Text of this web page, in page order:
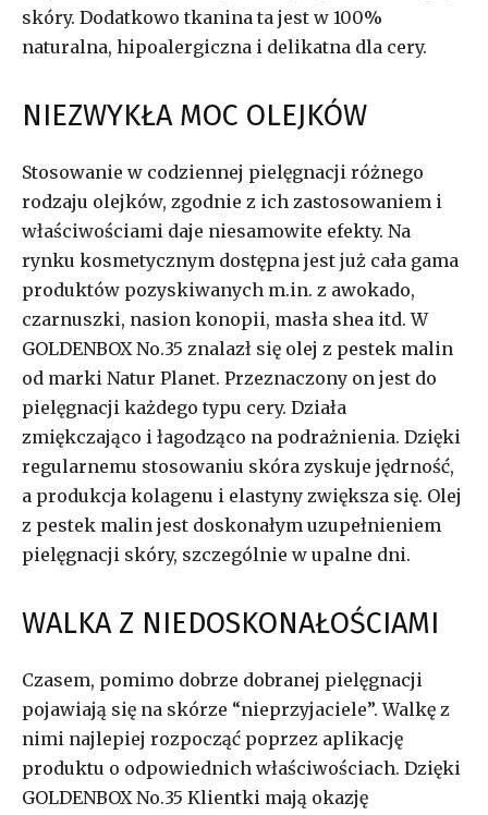
skóry. Dodatkowo tkanina ta jest w 100%
naturalna, hipoalergiczna i delikatna dla cery.
NIEZWYKŁA MOC OLEJKÓW
Stosowanie w codziennej pielęgnacji różnego
rodzaju olejków, zgodnie z ich zastosowaniem i
właściwościami daje niesamowite efekty. Na
rynku kosmetycznym dostępna jest już cała gama
produktów pozyskiwanych m.in. z awokado,
czarnuszki, nasion konopii, masła shea itd. W
GOLDENBOX No.35 znalazł się olej z pestek malin
od marki Natur Planet. Przeznaczony on jest do
pielęgnacji każdego typu cery. Działa
zmiękczająco i łagodząco na podrażnienia. Dzięki
regularnemu stosowaniu skóra zyskuje jędrność,
a produkcja kolagenu i elastyny zwiększa się. Olej
z pestek malin jest doskonałym uzupełnieniem
pielęgnacji skóry, szczególnie w upalne dni.
WALKA Z NIEDOSKONAŁOŚCIAMI
Czasem, pomimo dobrze dobranej pielęgnacji
pojawiają się na skórze “nieprzyjaciele”. Walkę z
nimi najlepiej rozpocząć poprzez aplikację
produktu o odpowiednich właściwościach. Dzięki
GOLDENBOX No.35 Klientki mają okazję